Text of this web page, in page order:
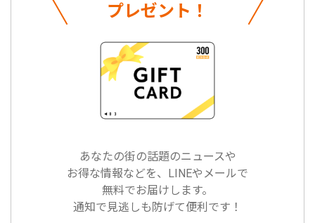
プレゼント！
あなたの街の話題のニュースや
お得な情報などを、LINEやメールで
無料でお届けします。
通知で見逃しも防げて便利です！